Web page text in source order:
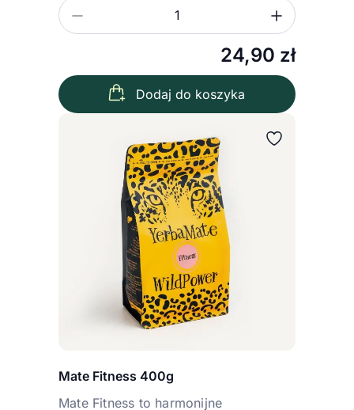
24,90 zł
Zmniejsz ilość
Dodaj do koszyka
Mate Fitness 400g
Mate Fitness to harmonijne